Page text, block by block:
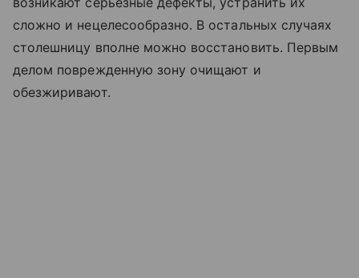
сложно и нецелесообразно. В остальных случаях
столешницу вполне можно восстановить. Первым
делом поврежденную зону очищают и
обезжиривают.